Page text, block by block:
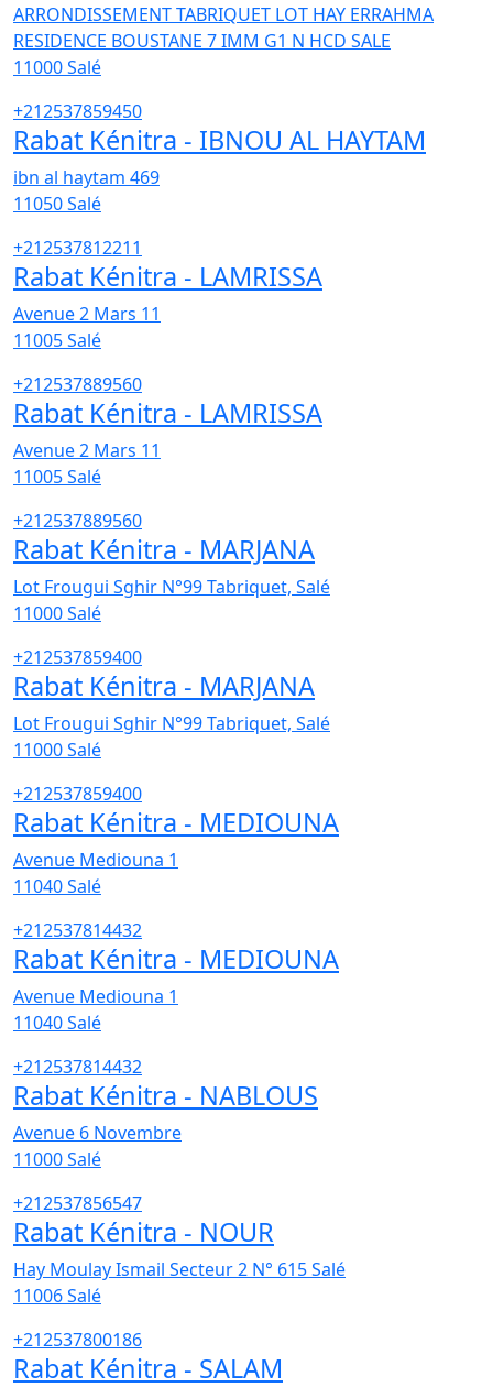
ARRONDISSEMENT TABRIQUET LOT HAY ERRAHMA
RESIDENCE BOUSTANE 7 IMM G1 N HCD SALE
11000Salé
+212537859450
Rabat Kénitra - IBNOU AL HAYTAM
ibn al haytam 469
11050Salé
+212537812211
Rabat Kénitra - LAMRISSA
Avenue 2 Mars 11
11005Salé
+212537889560
Rabat Kénitra - LAMRISSA
Avenue 2 Mars 11
11005Salé
+212537889560
Rabat Kénitra - MARJANA
Lot Frougui Sghir N°99 Tabriquet, Salé
11000Salé
+212537859400
Rabat Kénitra - MARJANA
Lot Frougui Sghir N°99 Tabriquet, Salé
11000Salé
+212537859400
Rabat Kénitra - MEDIOUNA
Avenue Mediouna 1
11040Salé
+212537814432
Rabat Kénitra - MEDIOUNA
Avenue Mediouna 1
11040Salé
+212537814432
Rabat Kénitra - NABLOUS
Avenue 6 Novembre
11000Salé
+212537856547
Rabat Kénitra - NOUR
Hay Moulay Ismail Secteur 2 N° 615 Salé
11006Salé
+212537800186
Rabat Kénitra - SALAM